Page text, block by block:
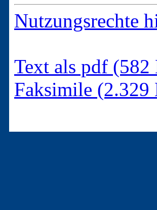
Nutzungsrechte
Text als pdf
Faksimile